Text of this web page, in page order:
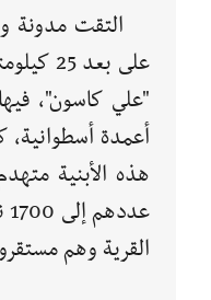
التقت مدونة
"علي كاسون"،
أعمدة أسطوانية،
القرية وهم